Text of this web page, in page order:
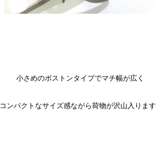
小さめのボストンタイプでマチ幅が広く
コンパクトなサイズ感ながら荷物が沢山入ります